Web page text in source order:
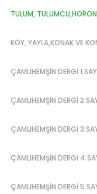
TULUM,
KÖY, YAYLA,KONAK VE
ÇAMLIHEMŞİN DERGİ
ÇAMLIHEMŞİN DERGİ
ÇAMLIHEMŞİN DERGİ
ÇAMLIHEMŞİN DERGİ
ÇAMLIHEMŞİN DERGİ